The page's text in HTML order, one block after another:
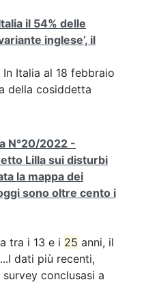
il 54% delle
inglese’, il
In Italia al 18 febbraio
della cosiddetta
N°20/2022 -
Lilla sui disturbi
la mappa dei
sono oltre cento i
tra i 13 e i 25 anni, il
dati più recenti,
conclusasi a